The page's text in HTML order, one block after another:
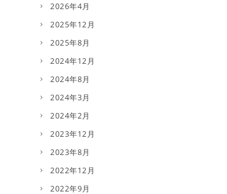
2026年4月
2025年12月
2025年8月
2024年12月
2024年8月
2024年3月
2024年2月
2023年12月
2023年8月
2022年12月
2022年9月